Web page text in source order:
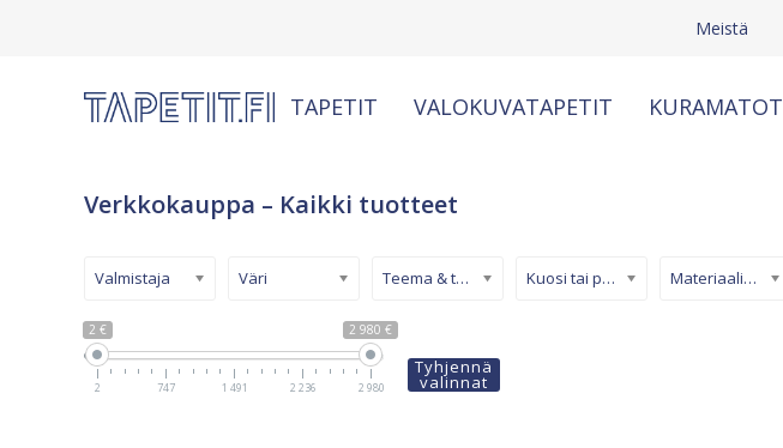
Meistä
TAPETIT VALOKUVATAPETIT KURAMATOT
Verkkokauppa – Kaikki tuotteet
2 € 2 980 €
2 747 1 491 2 236 2 980
Valmistaja Väri Teema & tyyli Kuosi tai pinta Materiaali/ tuotetyyppi
Tyhjennä
valinnat